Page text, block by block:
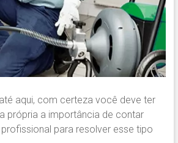
aqui, com certeza você deve ter
própria a importância de contar
para resolver esse tipo